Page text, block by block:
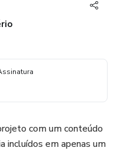
com um conteúdo
incluídos em apenas um